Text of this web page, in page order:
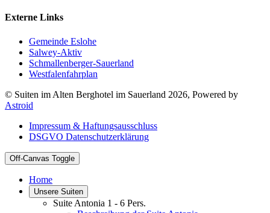
Externe Links
Gemeinde Eslohe
Salwey-Aktiv
Schmallenberger-Sauerland
Westfalenfahrplan
© Suiten im Alten Berghotel im Sauerland 2026, Powered by
Astroid
Impressum & Haftungsausschluss
DSGVO Datenschutzerklärung
Off-Canvas Toggle
Home
Unsere Suiten
Suite Antonia 1 - 6 Pers.